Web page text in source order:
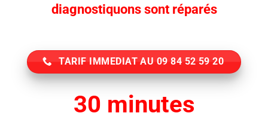
diagnostiquons sont réparés
TARIF IMMEDIAT AU 09 84 52 59 20
30 minutes